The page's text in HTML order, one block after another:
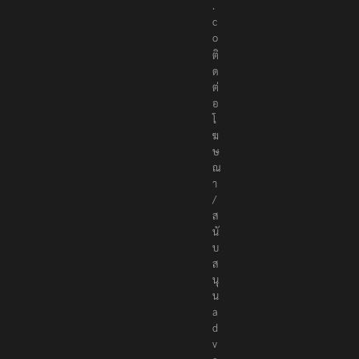
.
c
o
ติ
ด
ต่
อ
โ
ฆ
ษ
ณ
า
/
ส
นั
บ
ส
นุ
น
a
d
v